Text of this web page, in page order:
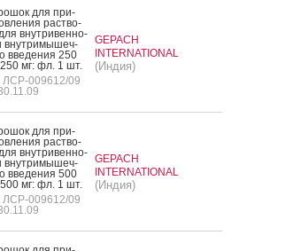
для при­
рас­тво­
внут­ри­вен­но­
внут­ри­мышеч­
вве­дения 250
мг: фл. 1 шт.
ЛСР-009612/09
GEPACH
INTERNATIONAL
(Индия)
для при­
рас­тво­
внут­ри­вен­но­
внут­ри­мышеч­
вве­дения 500
мг: фл. 1 шт.
ЛСР-009612/09
GEPACH
INTERNATIONAL
(Индия)